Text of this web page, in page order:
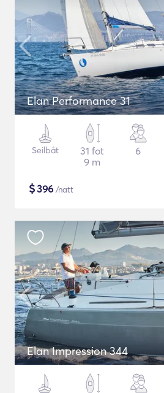
Elan Performance 31
Seilbåt
31 fot
9 m
6
$396 /natt
Elan Impression 344